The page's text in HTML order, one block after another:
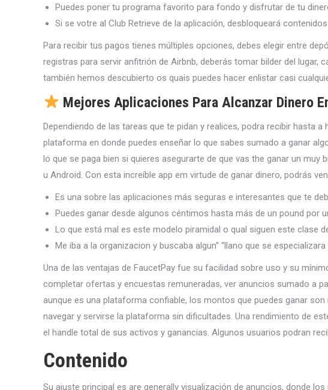
Puedes poner tu programa favorito para fondo y disfrutar de tu
Si se votre al Club Retrieve de la aplicación, desbloqueará
Para recibir tus pagos tienes múltiples opciones, debes elegir entre
registras para servir anfitrión de Airbnb, deberás tomar bilder del
también hemos descubierto os quais puedes hacer enlistar casi
Mejores Aplicaciones Para Alcanzar Dinero
Dependiendo de las tareas que te pidan y realices, podra recibir hasta
plataforma en donde puedes enseñar lo que sabes sumado a ganar
lo que se paga bien si quieres asegurarte de que vas the ganar un muy
u Android. Con esta increíble app em virtude de ganar dinero, podrás
Es una sobre las aplicaciones más seguras e interesantes que te
Puedes ganar desde algunos céntimos hasta más de un pound por
Lo que está mal es este modelo piramidal o qual siguen este clase
Me iba a la organizacion y buscaba algun” “llano que se
Una de las ventajas de FaucetPay fue su facilidad sobre uso y su
completar ofertas y encuestas remuneradas, ver anuncios sumado a
aunque es una plataforma confiable, los montos que puedes ganar
navegar y servirse la plataforma sin dificultades. Una rendimiento de
el handle total de sus activos y ganancias. Algunos usuarios podran
Contenido
Su ajuste principal es are generally visualización de anuncios, donde